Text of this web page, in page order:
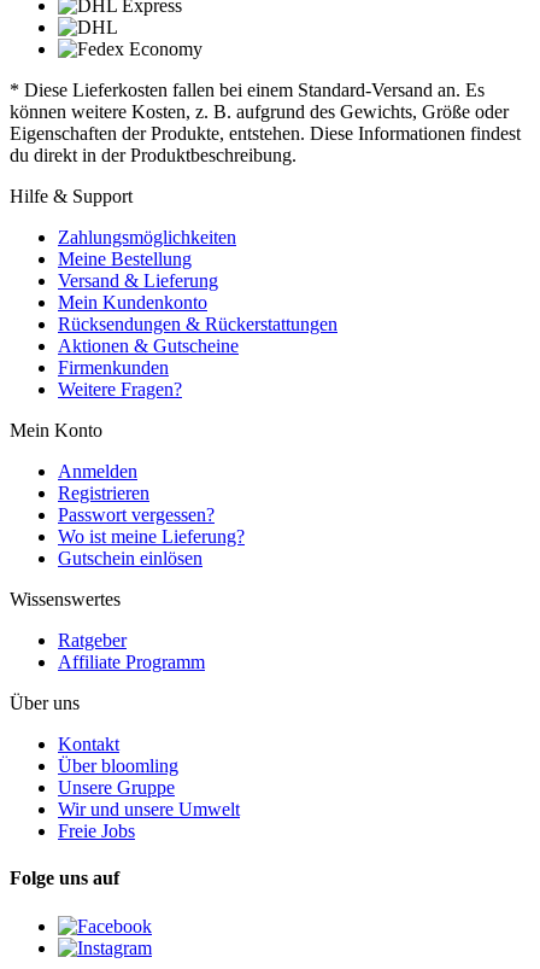
* Diese Lieferkosten fallen bei einem Standard-Versand an. Es
können weitere Kosten, z. B. aufgrund des Gewichts, Größe oder
Eigenschaften der Produkte, entstehen. Diese Informationen findest
du direkt in der Produktbeschreibung.
Hilfe & Support
Zahlungsmöglichkeiten
Meine Bestellung
Versand & Lieferung
Mein Kundenkonto
Rücksendungen & Rückerstattungen
Aktionen & Gutscheine
Firmenkunden
Weitere Fragen?
Mein Konto
Anmelden
Registrieren
Passwort vergessen?
Wo ist meine Lieferung?
Gutschein einlösen
Wissenswertes
Ratgeber
Affiliate Programm
Über uns
Kontakt
Über bloomling
Unsere Gruppe
Wir und unsere Umwelt
Freie Jobs
Folge uns auf